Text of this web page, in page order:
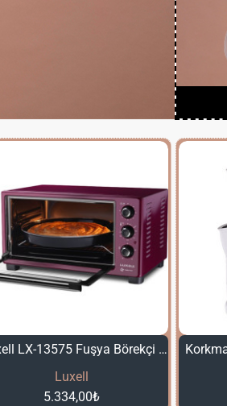
Luxell
Luxell LX-13575 Fuşya Börekçi Fırın
5.334,00₺